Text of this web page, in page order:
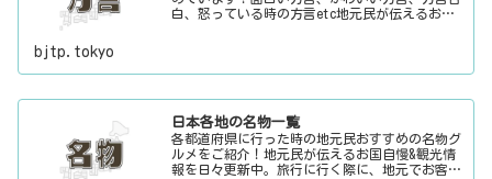
白、怒っている時の方言etc地元民が伝えるお国
bjtp.tokyo
日本各地の名物一覧
各都道府県に行った時の地元民おすすめの名物グ
ルメをご紹介！地元民が伝えるお国自慢&観光情
報を日々更新中。旅行に行く際に、地元でお客さ